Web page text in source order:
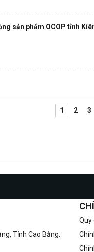
sản phẩm OCOP tỉnh
1 2 3
Tỉnh Cao Bằng.
Quy